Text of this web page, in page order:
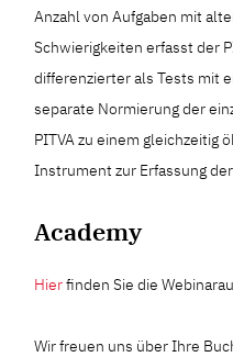
Anzahl von Aufgaben mit
Schwierigkeiten erfasst der
differenzierter als Tests mit
separate Normierung der
PITVA zu einem gleichzeitig
Instrument zur Erfassung
Academy
Hierfinden Sie die
Wir freuen uns über Ihre